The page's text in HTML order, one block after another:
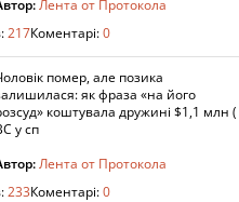
Лента от Протокола
217Коментарі:0
помер, але позика
як фраза «на його
коштувала дружині $1,1 млн (
у сп
Лента от Протокола
233Коментарі:0